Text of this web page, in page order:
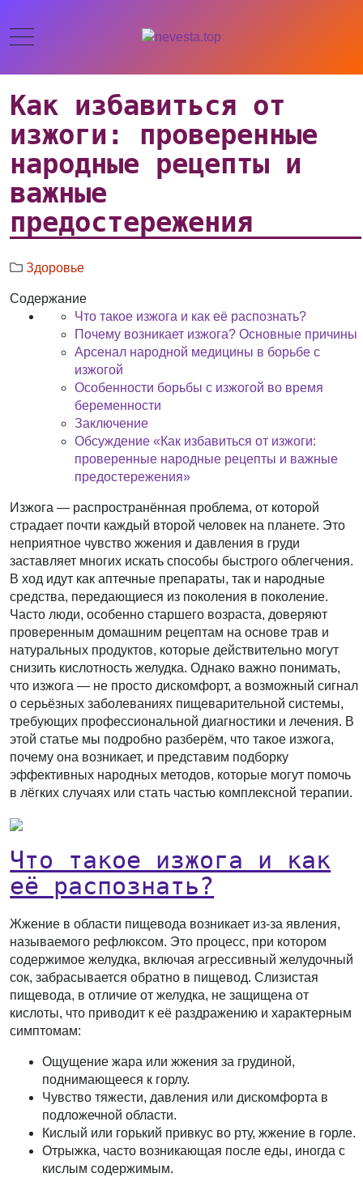
Как избавиться от
изжоги: проверенные
народные рецепты и
важные
предостережения
Здоровье
Содержание
Что такое изжога и как её распознать?
Почему возникает изжога? Основные причины
Арсенал народной медицины в борьбе с
изжогой
Особенности борьбы с изжогой во время
беременности
Заключение
Обсуждение «Как избавиться от изжоги:
проверенные народные рецепты и важные
предостережения»
Изжога — распространённая проблема, от которой
страдает почти каждый второй человек на планете. Это
неприятное чувство жжения и давления в груди
заставляет многих искать способы быстрого облегчения.
В ход идут как аптечные препараты, так и народные
средства, передающиеся из поколения в поколение.
Часто люди, особенно старшего возраста, доверяют
проверенным домашним рецептам на основе трав и
натуральных продуктов, которые действительно могут
снизить кислотность желудка. Однако важно понимать,
что изжога — не просто дискомфорт, а возможный сигнал
о серьёзных заболеваниях пищеварительной системы,
требующих профессиональной диагностики и лечения. В
этой статье мы подробно разберём, что такое изжога,
почему она возникает, и представим подборку
эффективных народных методов, которые могут помочь
в лёгких случаях или стать частью комплексной терапии.
Что такое изжога и как
её распознать?
Жжение в области пищевода возникает из-за явления,
называемого рефлюксом. Это процесс, при котором
содержимое желудка, включая агрессивный желудочный
сок, забрасывается обратно в пищевод. Слизистая
пищевода, в отличие от желудка, не защищена от
кислоты, что приводит к её раздражению и характерным
симптомам:
Ощущение жара или жжения за грудиной,
поднимающееся к горлу.
Чувство тяжести, давления или дискомфорта в
подложечной области.
Кислый или горький привкус во рту, жжение в горле.
Отрыжка, часто возникающая после еды, иногда с
кислым содержимым.